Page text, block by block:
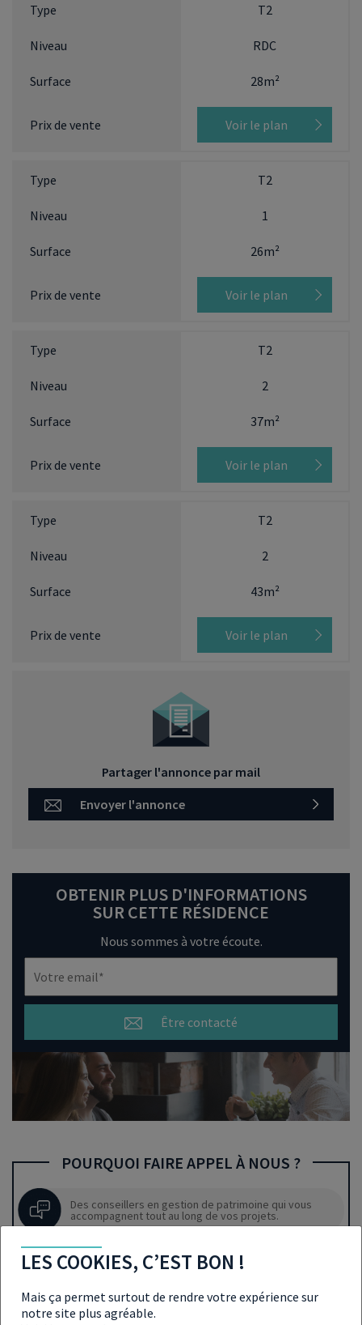
T2
RDC
28m²
Voir le plan
T2
1
26m²
Voir le plan
T2
2
37m²
Voir le plan
T2
2
43m²
Voir le plan
Partager l'annonce par mail
Envoyer l'annonce
OBTENIR PLUS D'INFORMATIONS
SUR CETTE RÉSIDENCE
Nous sommes à votre écoute.
Être contacté
POURQUOI FAIRE APPEL À NOUS ?
Des conseillers en gestion de patrimoine qui vous
accompagnent tout au long de vos projets.
Des équipes implantées localement
LES COOKIES, C’EST BON !
Mais ça permet surtout de rendre votre expérience sur
notre site plus agréable.